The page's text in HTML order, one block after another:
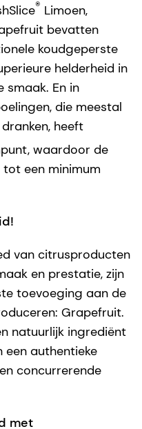
gemaakt met
dat
van de olie,
en verhoogt de
®Limoen,
bevatten
koudgeperste
helderheid in
En in
die meestal
heeft
waardoor de
een minimum
van citrusproducten
en prestatie, zijn